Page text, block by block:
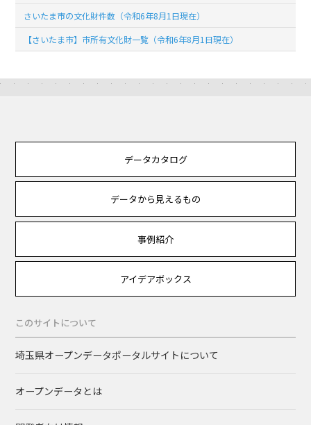
さいたま市の文化財件数（令和6年8月1日現在）
【さいたま市】市所有文化財一覧（令和6年8月1日現在）
データカタログ
データから見えるもの
事例紹介
アイデアボックス
このサイトについて
埼玉県オープンデータポータルサイトについて
オープンデータとは